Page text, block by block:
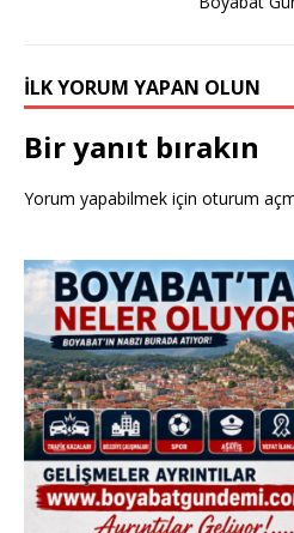
İLK YORUM YAPAN OLUN
Bir yanıt bırakın
Yorum yapabilmek için oturum